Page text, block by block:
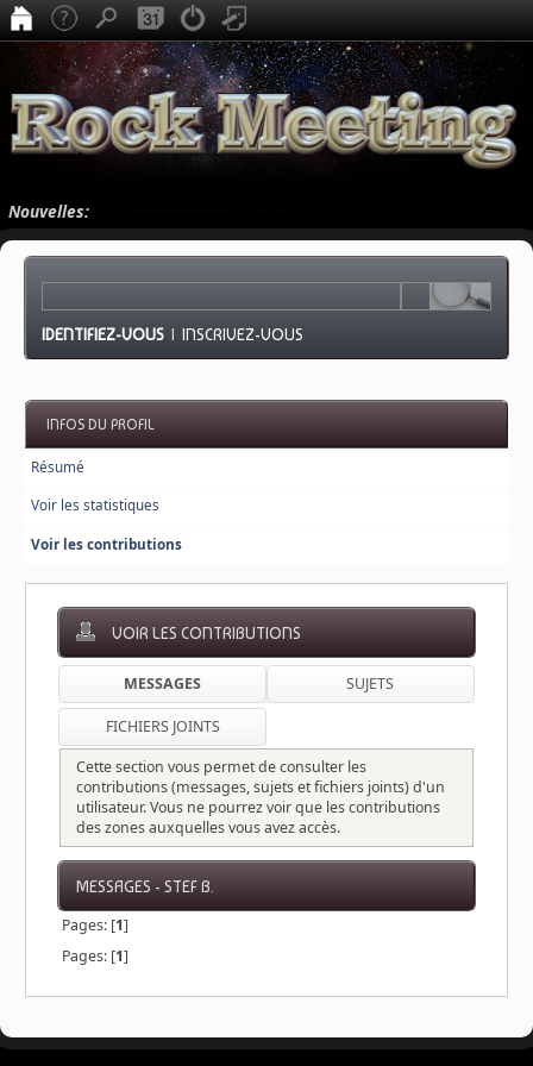
Nouvelles:
IDENTIFIEZ-VOUS |INSCRIVEZ-VOUS
INFOS DU PROFIL
Résumé
Voir les statistiques
Voir les contributions
VOIR LES CONTRIBUTIONS
MESSAGES SUJETS
FICHIERS JOINTS
Cette section vous permet de consulter les
contributions (messages, sujets et fichiers joints) d'un
utilisateur. Vous ne pourrez voir que les contributions
des zones auxquelles vous avez accès.
MESSAGES - STEF B.
Pages: [1]
Pages: [1]